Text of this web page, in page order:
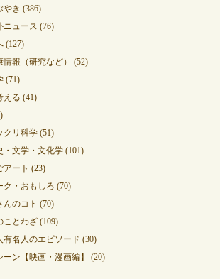
やき (386)
ニュース (76)
(127)
報（研究など）
(52)
(71)
える (41)
クリ科学(51)
・文学・文化学(101)
アート (23)
ク・おもしろ (70)
んのコト (70)
ことわざ(109)
有名人のエピソード (30)
ン【映画・漫画編】
(20)